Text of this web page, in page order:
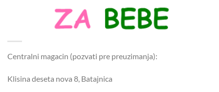
Centralni magacin (pozvati pre preuzimanja):
Klisina deseta nova 8, Batajnica